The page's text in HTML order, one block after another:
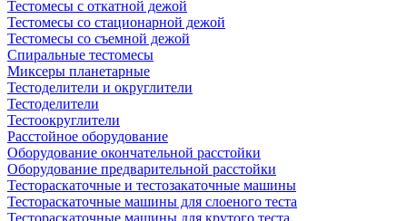
Тестомесы с откатной дежой
Тестомесы со стационарной дежой
Тестомесы со съемной дежой
Спиральные тестомесы
Миксеры планетарные
Тестоделители и округлители
Тестоделители
Тестоокруглители
Расстойное оборудование
Оборудование окончательной расстойки
Оборудование предварительной расстойки
Тестораскаточные и тестозакаточные машины
Тестораскаточные машины для слоеного теста
Тестораскаточные машины для крутого теста